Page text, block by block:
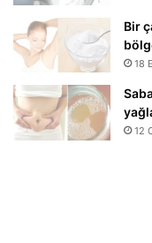
Bir
18
12